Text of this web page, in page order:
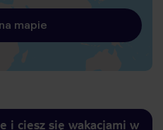
mapie
i ciesz się wakacjami w